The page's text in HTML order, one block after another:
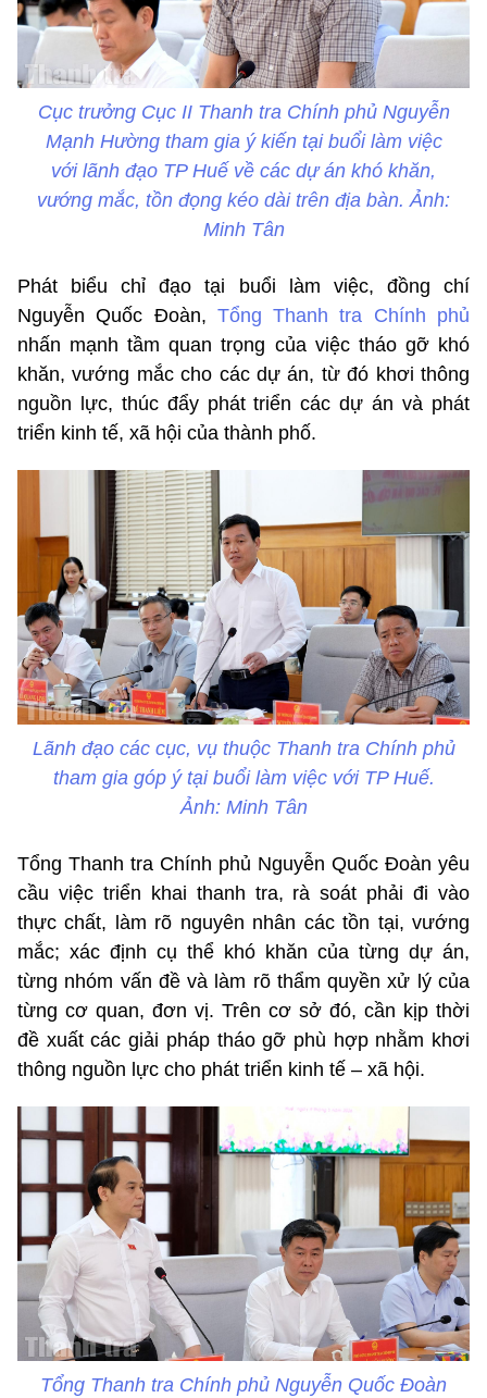
Cục trưởng Cục II Thanh tra Chính phủ Nguyễn
Mạnh Hường tham gia ý kiến tại buổi làm việc
với lãnh đạo TP Huế về các dự án khó khăn,
vướng mắc, tồn đọng kéo dài trên địa bàn. Ảnh:
Minh Tân
Phát biểu chỉ đạo tại buổi làm việc, đồng chí
Nguyễn Quốc Đoàn, Tổng Thanh tra Chính phủ
nhấn mạnh tầm quan trọng của việc tháo gỡ khó
khăn, vướng mắc cho các dự án, từ đó khơi thông
nguồn lực, thúc đẩy phát triển các dự án và phát
triển kinh tế, xã hội của thành phố.
Lãnh đạo các cục, vụ thuộc Thanh tra Chính phủ
tham gia góp ý tại buổi làm việc với TP Huế.
Ảnh: Minh Tân
Tổng Thanh tra Chính phủ Nguyễn Quốc Đoàn yêu
cầu việc triển khai thanh tra, rà soát phải đi vào
thực chất, làm rõ nguyên nhân các tồn tại, vướng
mắc; xác định cụ thể khó khăn của từng dự án,
từng nhóm vấn đề và làm rõ thẩm quyền xử lý của
từng cơ quan, đơn vị. Trên cơ sở đó, cần kịp thời
đề xuất các giải pháp tháo gỡ phù hợp nhằm khơi
thông nguồn lực cho phát triển kinh tế – xã hội.
Tổng Thanh tra Chính phủ Nguyễn Quốc Đoàn